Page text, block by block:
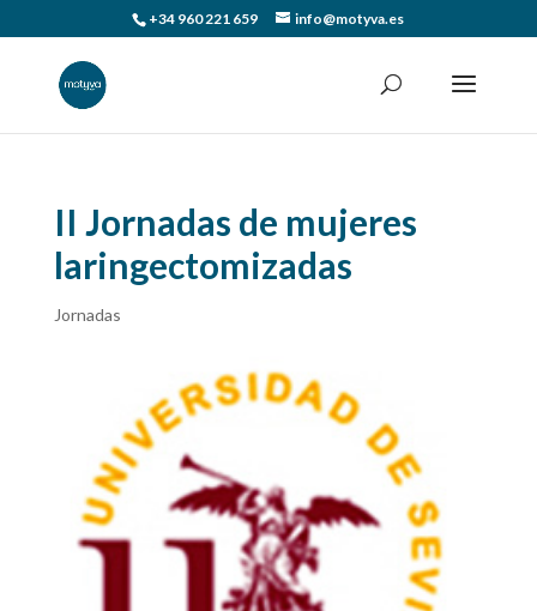
+34 960 221 659 info@motyva.es
II Jornadas de mujeres
laringectomizadas
Jornadas